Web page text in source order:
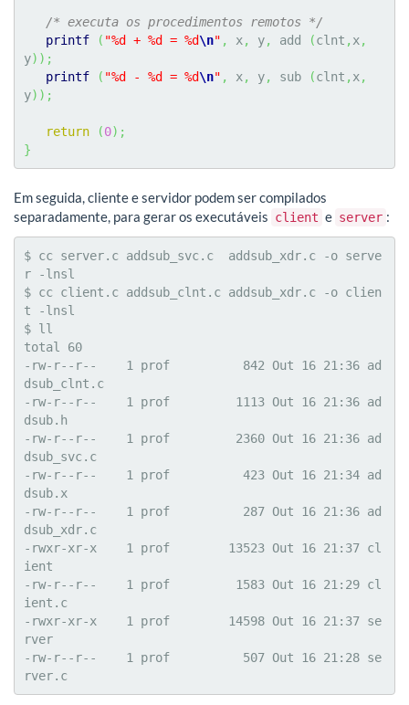
/* executa os procedimentos remotos */
printf
( "%d + %d = %d\n" , x, y, add (clnt , x,
y) ) ;
printf
( "%d - %d = %d\n" , x, y, sub (clnt , x,
y) ) ;
return (0) ;
}
Em seguida, cliente e servidor podem ser compilados
separadamente, para gerar os executáveis client e server :
$ cc server.c addsub_svc.c  addsub_xdr.c -o serve
r -lnsl
$ cc client.c addsub_clnt.c addsub_xdr.c -o clien
t -lnsl
$ ll
total 60
-rw-r--r--    1 prof          842 Out 16 21:36 ad
dsub_clnt.c
-rw-r--r--    1 prof         1113 Out 16 21:36 ad
dsub.h
-rw-r--r--    1 prof         2360 Out 16 21:36 ad
dsub_svc.c
-rw-r--r--    1 prof          423 Out 16 21:34 ad
dsub.x
-rw-r--r--    1 prof          287 Out 16 21:36 ad
dsub_xdr.c
-rwxr-xr-x    1 prof        13523 Out 16 21:37 cl
ient
-rw-r--r--    1 prof         1583 Out 16 21:29 cl
ient.c
-rwxr-xr-x    1 prof        14598 Out 16 21:37 se
rver
-rw-r--r--    1 prof          507 Out 16 21:28 se
rver.c